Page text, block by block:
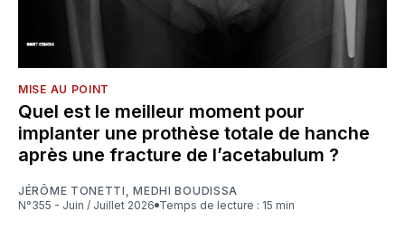
MISE AU POINT
Quel est le meilleur moment pour
implanter une prothèse totale de hanche
après une fracture de l’acetabulum ?
JÉRÔME TONETTI ,MEDHI BOUDISSA
N°355 - Juin / Juillet 2026
Temps de lecture : 15 min